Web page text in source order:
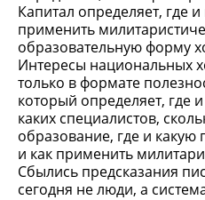
Капитал определяет, где
применить
образовательную форму
Интересы национальных
только в формате
который определяет, где
каких специалистов,
образование, где и
и как применить
Сбылись предсказания
сегодня не люди, а